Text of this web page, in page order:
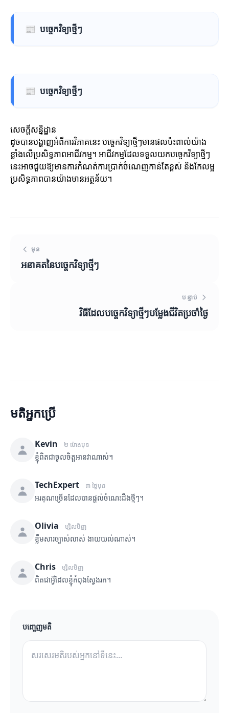
📰 បច្ចេកវិទ្យាថ្មីៗ
📰 បច្ចេកវិទ្យាថ្មីៗ
សេចក្តីសន្និដ្ឋាន
ដូចបានបង្ហាញអំពីការវិភាគនេះ បច្ចេកវិទ្យាថ្មីៗមានផលប៉ះពាល់យ៉ាង
ខ្លាំងលើប្រសិទ្ធភាពអាជីវកម្ម។ អាជីវកម្មដែលទទួលយកបច្ចេកវិទ្យាថ្មីៗ
នេះអាចជួយឱ្យមានការកំណត់ការប្រាក់ចំណេញកាន់តែខ្ពស់ និងកែលម្អ
ប្រសិទ្ធភាពបានយ៉ាងមានអត្ថន័យ។
មុន
អនាគតនៃបច្ចេកវិទ្យាថ្មីៗ
បន្ទាប់
វិធីដែលបច្ចេកវិទ្យាថ្មីៗបម្លែងជីវិតប្រចាំថ្ងៃ
មតិអ្នកប្រើ
Kevin ២ ម៉ោងមុន
ខ្ញុំពិតជាចូលចិត្តអានវាណាស់។
TechExpert ៣ ថ្ងៃមុន
អរគុណច្រើនដែលបានផ្តល់ចំណេះដឹងថ្មីៗ។
Olivia ម្សិលមិញ
ខ្លឹមសារច្បាស់លាស់ ងាយយល់ណាស់។
Chris ម្សិលមិញ
ពិតជាអ្វីដែលខ្ញុំកំពុងស្វែងរក។
បញ្ចេញមតិ